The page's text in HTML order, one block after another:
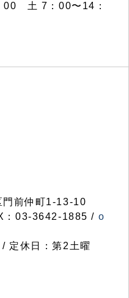
00 土 7：00〜14：
前仲町1-13-10
：03-3642-1885 / o
定休日：第2土曜